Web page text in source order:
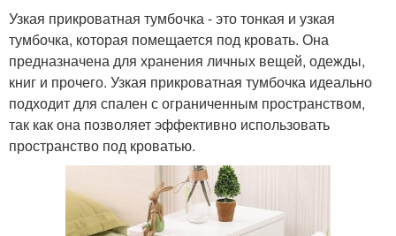
Узкая прикроватная тумбочка - это тонкая и узкая
тумбочка, которая помещается под кровать. Она
предназначена для хранения личных вещей, одежды,
книг и прочего. Узкая прикроватная тумбочка идеально
подходит для спален с ограниченным пространством,
так как она позволяет эффективно использовать
пространство под кроватью.